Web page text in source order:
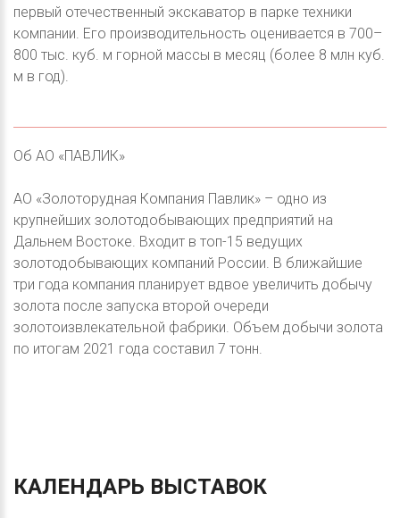
первый отечественный экскаватор в парке техники
компании. Его производительность оценивается в 700–
800 тыс. куб. м горной массы в месяц (более 8 млн куб.
м в год).
Об АО «ПАВЛИК»
АО «Золоторудная Компания Павлик» – одно из
крупнейших золотодобывающих предприятий на
Дальнем Востоке. Входит в топ-15 ведущих
золотодобывающих компаний России. В ближайшие
три года компания планирует вдвое увеличить добычу
золота после запуска второй очереди
золотоизвлекательной фабрики. Объем добычи золота
по итогам 2021 года составил 7 тонн.
КАЛЕНДАРЬ ВЫСТАВОК